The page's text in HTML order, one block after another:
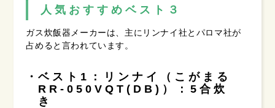
人気おすすめベスト３
ガス炊飯器メーカーは、主にリンナイ社とパロマ社が
占めると言われています。
ベスト1：リンナイ（こがまる
RR-050VQT(DB)）：5合炊
き